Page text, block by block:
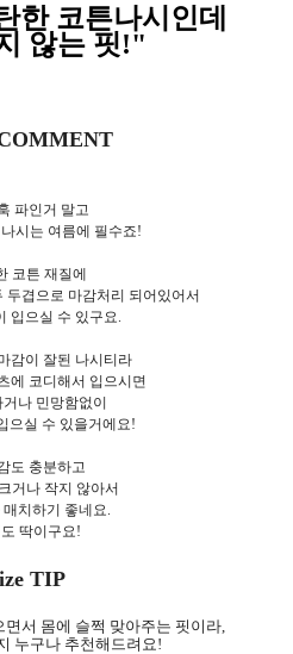
한 코튼나시인데
않는 핏!"
파인거 말고
시는 여름에 필수죠!
코튼 재질에
두겹으로 마감처리 되어있어서
입으실 수 있구요.
감이 잘된 나시티라
에 코디해서 입으시면
거나 민망함없이
으실 수 있을거에요!
도 충분하고
거나 작지 않아서
매치하기 좋네요.
딱이구요!
TIP
서 몸에 슬쩍 맞아주는 핏이라,
누구나 추천해드려요!